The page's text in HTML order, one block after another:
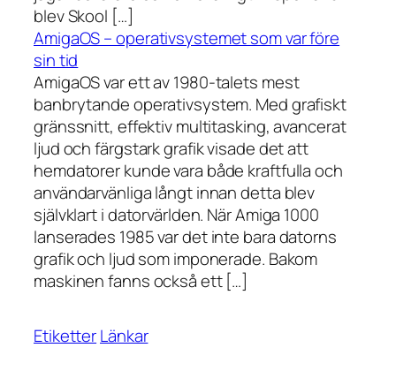
blev Skool […]
AmigaOS – operativsystemet som var före
sin tid
AmigaOS var ett av 1980-talets mest
banbrytande operativsystem. Med grafiskt
gränssnitt, effektiv multitasking, avancerat
ljud och färgstark grafik visade det att
hemdatorer kunde vara både kraftfulla och
användarvänliga långt innan detta blev
självklart i datorvärlden. När Amiga 1000
lanserades 1985 var det inte bara datorns
grafik och ljud som imponerade. Bakom
maskinen fanns också ett […]
EtiketterLänkar